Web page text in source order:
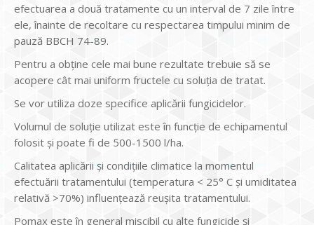
efectuarea a două tratamente cu un interval de 7 zile între
ele, înainte de recoltare cu respectarea timpului minim de
pauză BBCH 74-89.
Pentru a obţine cele mai bune rezultate trebuie să se
acopere cât mai uniform fructele cu soluţia de tratat.
Se vor utiliza doze specifice aplicării fungicidelor.
Volumul de soluţie utilizat este în funcţie de echipamentul
folosit şi poate fi de 500-1500 l/ha.
Calitatea aplicării și condițiile climatice la momentul
efectuării tratamentului (temperatura < 25° C și umiditatea
relativă >70%) influențează reușita tratamentului.
Pomax este în general miscibil cu alte fungicide şi